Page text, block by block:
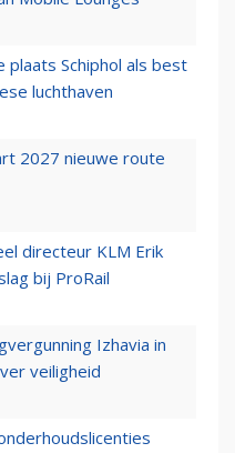
Schiphol als best
luchthaven
2027 nieuwe route
directeur KLM Erik
bij ProRail
Izhavia in
veiligheid